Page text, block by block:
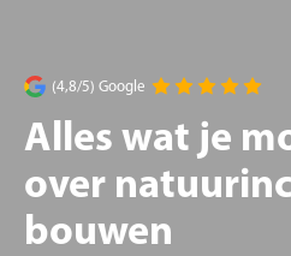
(4,8/5) Google
Alles wat je
over
bouwen